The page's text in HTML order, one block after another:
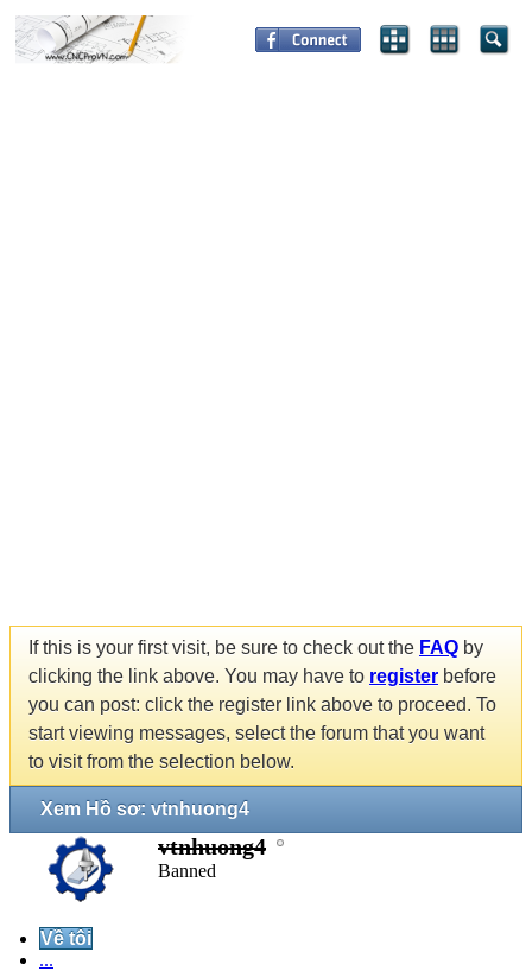
If this is your first visit, be sure to check out the FAQ by
clicking the link above. You may have to register before
you can post: click the register link above to proceed. To
start viewing messages, select the forum that you want
to visit from the selection below.
Xem Hồ sơ: vtnhuong4
vtnhuong4
Banned
Về tôi
...